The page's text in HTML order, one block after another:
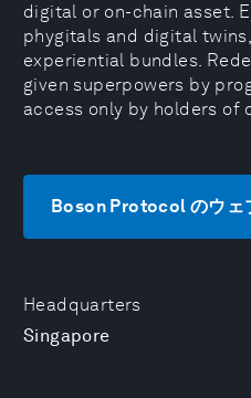
Headquarters
Singapore
digital or on-chain asset.
phygitals and digital
experiential bundles.
given superpowers by
access only by holders of
Boson Protocol のウェ